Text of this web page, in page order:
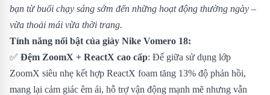
bạn từ buổi chạy sáng sớm đến những hoạt động thường ngày –
vừa thoải mái vừa thời trang.
Tính năng nổi bật của giày Nike Vomero 18:
✅ Đệm ZoomX + ReactX cao cấp: Đế giữa sử dụng lớp
ZoomX siêu nhẹ kết hợp ReactX foam tăng 13% độ phản hồi,
mang lại cảm giác êm ái, hỗ trợ vận động mạnh mẽ nhưng vẫn